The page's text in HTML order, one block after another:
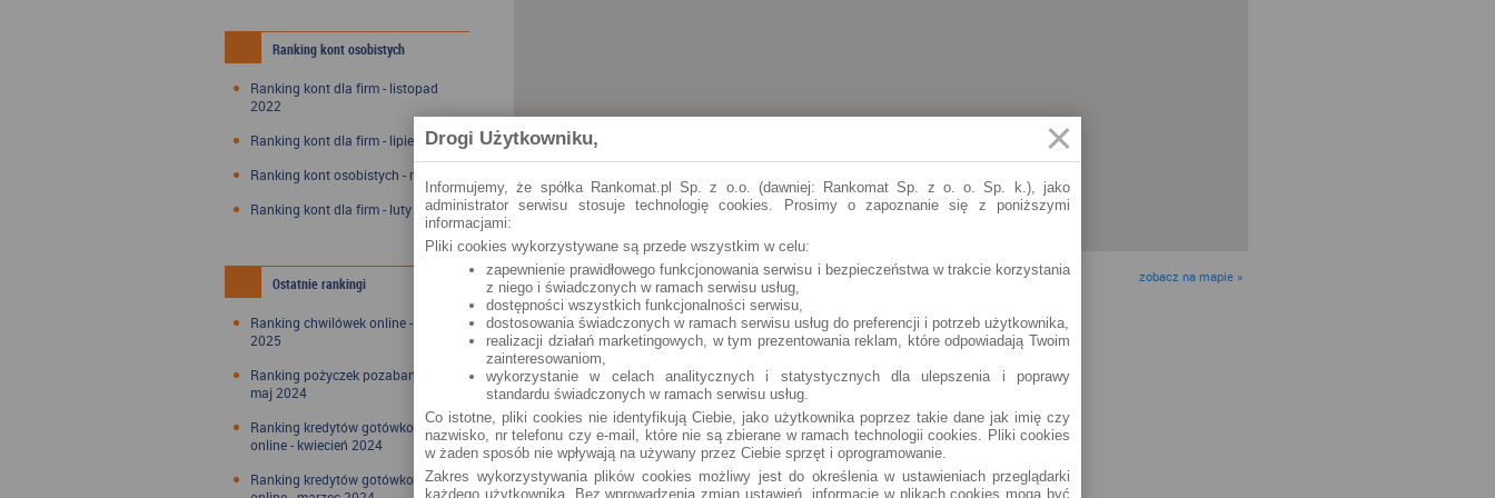
Ranking kont osobistych
Ranking kont dla firm - listopad
2022
Ranking kont dla firm - lipiec 2022
Ranking kont osobistych - maj 2022
Ranking kont dla firm - luty 2022
Ostatnie rankingi
Ranking chwilówek online - styczeń
2025
Ranking pożyczek pozabankowych -
maj 2024
Ranking kredytów gotówkowych
online - kwiecień 2024
Ranking kredytów gotówkowych
Koszalin ul. Zwycięstwa 28 zobacz na mapie »
Drogi Użytkowniku,
Informujemy, że spółka Rankomat.pl Sp. z o.o. (dawniej: Rankomat Sp. z o. o. Sp. k.), jako
administrator serwisu stosuje technologię cookies. Prosimy o zapoznanie się z poniższymi
informacjami:
Pliki cookies wykorzystywane są przede wszystkim w celu:
zapewnienie prawidłowego funkcjonowania serwisu i bezpieczeństwa w trakcie korzystania
z niego i świadczonych w ramach serwisu usług,
dostępności wszystkich funkcjonalności serwisu,
dostosowania świadczonych w ramach serwisu usług do preferencji i potrzeb użytkownika,
realizacji działań marketingowych, w tym prezentowania reklam, które odpowiadają Twoim
zainteresowaniom,
wykorzystanie w celach analitycznych i statystycznych dla ulepszenia i poprawy
standardu świadczonych w ramach serwisu usług.
Co istotne, pliki cookies nie identyfikują Ciebie, jako użytkownika poprzez takie dane jak imię czy
nazwisko, nr telefonu czy e-mail, które nie są zbierane w ramach technologii cookies. Pliki cookies
w żaden sposób nie wpływają na używany przez Ciebie sprzęt i oprogramowanie.
Zakres wykorzystywania plików cookies możliwy jest do określenia w ustawieniach przeglądarki
każdego użytkownika. Bez wprowadzenia zmian ustawień, informacje w plikach cookies mogą być